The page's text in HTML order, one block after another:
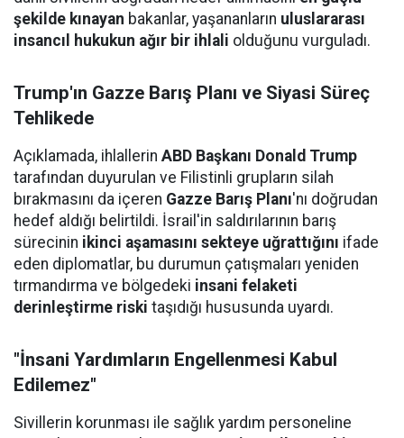
şekilde kınayan bakanlar, yaşananların uluslararası
insancıl hukukun ağır bir ihlali olduğunu vurguladı.
Trump'ın Gazze Barış Planı ve Siyasi Süreç
Tehlikede
Açıklamada, ihlallerin ABD Başkanı Donald Trump
tarafından duyurulan ve Filistinli grupların silah
bırakmasını da içeren Gazze Barış Planı'nı doğrudan
hedef aldığı belirtildi. İsrail'in saldırılarının barış
sürecinin ikinci aşamasını sekteye uğrattığını ifade
eden diplomatlar, bu durumun çatışmaları yeniden
tırmandırma ve bölgedeki insani felaketi
derinleştirme riski taşıdığı hususunda uyardı.
"İnsani Yardımların Engellenmesi Kabul
Edilemez"
Sivillerin korunması ile sağlık yardım personeline